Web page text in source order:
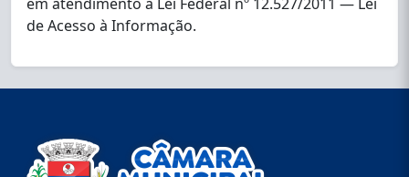
de Acesso à Informação.